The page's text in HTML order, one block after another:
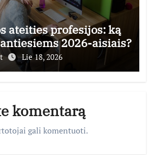
ateities profesijos: ką
2026-aisiais?
Lie 18, 2026
komentarą
gali komentuoti.